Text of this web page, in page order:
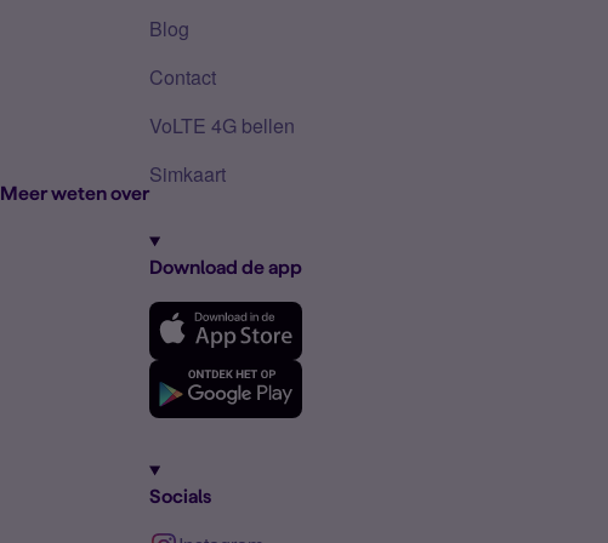
Meer weten over
Blog
Contact
VoLTE 4G bellen
Simkaart
Download de app
Socials